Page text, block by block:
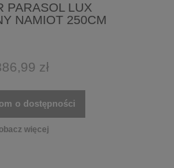
PARASOL LUX
NAMIOT 250CM
zł
o dostępności
więcej